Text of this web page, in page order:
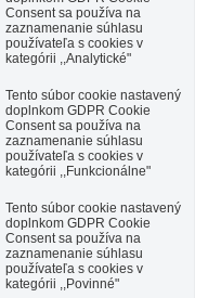
Consent sa používa na
zaznamenanie súhlasu
používateľa s cookies v
kategórii ,,Analytické"
Tento súbor cookie nastavený
doplnkom GDPR Cookie
Consent sa používa na
zaznamenanie súhlasu
používateľa s cookies v
kategórii ,,Funkcionálne"
Tento súbor cookie nastavený
doplnkom GDPR Cookie
Consent sa používa na
zaznamenanie súhlasu
používateľa s cookies v
kategórii ,,Povinné"